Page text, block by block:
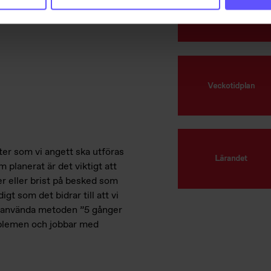
som vi angett ska utföras
planerat är det viktigt att
eller brist på besked som
som det bidrar till att vi
metoden ”5 gånger
och jobbar med